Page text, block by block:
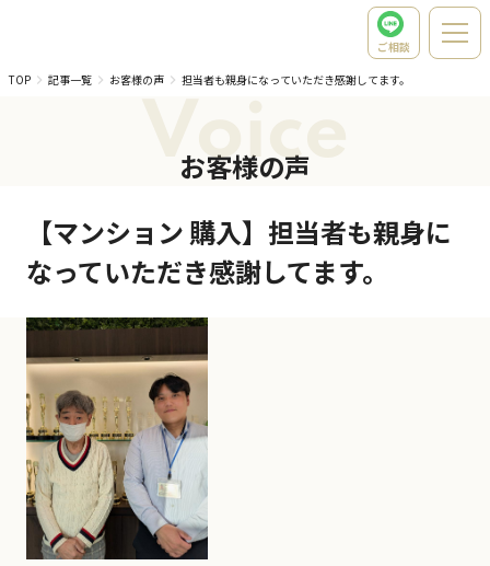
ご相談
TOP
記事一覧 お客様の声 担当者も親身になっていただき感謝してます。
Voice
お客様の声
【マンション 購入】担当者も親身に
なっていただき感謝してます。